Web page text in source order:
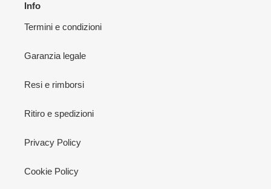
Info
Termini e condizioni
Garanzia legale
Resi e rimborsi
Ritiro e spedizioni
Privacy Policy
Cookie Policy